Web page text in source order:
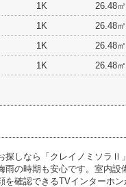
1K
26.48㎡
1K
26.48㎡
1K
26.48㎡
1K 26.48㎡
探しなら「クレイノミソラⅡ
の時期も安心です。室内
確認できるTVインターホ